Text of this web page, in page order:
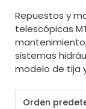
Repuestos y
telescópicas
sistemas
modelo de tija